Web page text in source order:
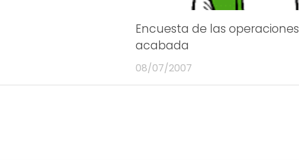
Encuesta de las operaciones
acabada
08/07/2007